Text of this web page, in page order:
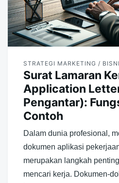
STRATEGI MARKETING /
Surat Lamaran
Application
Pengantar):
Contoh
Dalam dunia profesional,
dokumen aplikasi
merupakan langkah
mencari kerja. Dokumen-